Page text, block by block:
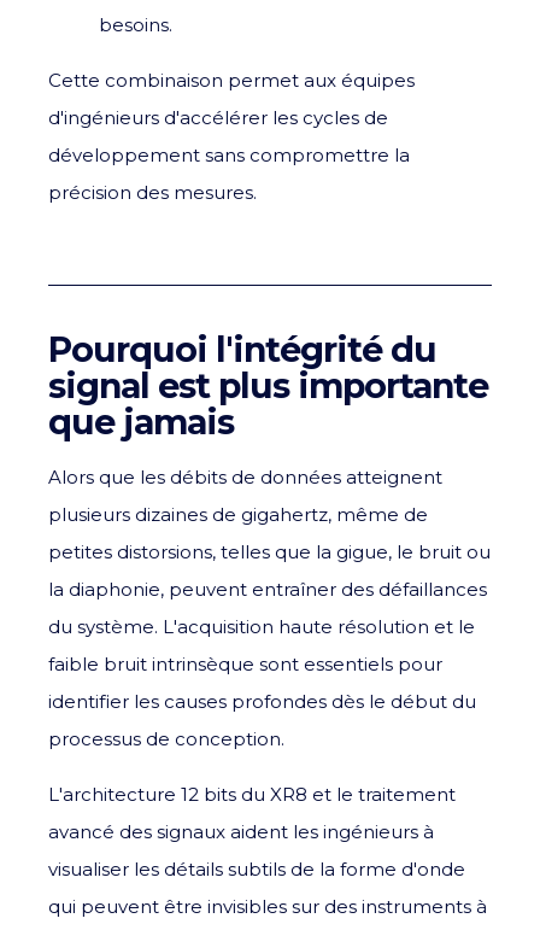
besoins.
Cette combinaison permet aux équipes
d'ingénieurs d'accélérer les cycles de
développement sans compromettre la
précision des mesures.
Pourquoi l'intégrité du
signal est plus importante
que jamais
Alors que les débits de données atteignent
plusieurs dizaines de gigahertz, même de
petites distorsions, telles que la gigue, le bruit ou
la diaphonie, peuvent entraîner des défaillances
du système. L'acquisition haute résolution et le
faible bruit intrinsèque sont essentiels pour
identifier les causes profondes dès le début du
processus de conception.
L'architecture 12 bits du XR8 et le traitement
avancé des signaux aident les ingénieurs à
visualiser les détails subtils de la forme d'onde
qui peuvent être invisibles sur des instruments à